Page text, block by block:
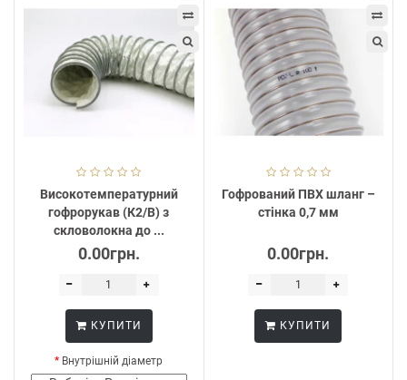
Високотемпературний
гофрорукав (К2/В) з
скловолокна до ...
0.00грн.
КУПИТИ
Внутрішній діаметр
Гофрований ПВХ шланг –
стінка 0,7 мм
0.00грн.
КУПИТИ